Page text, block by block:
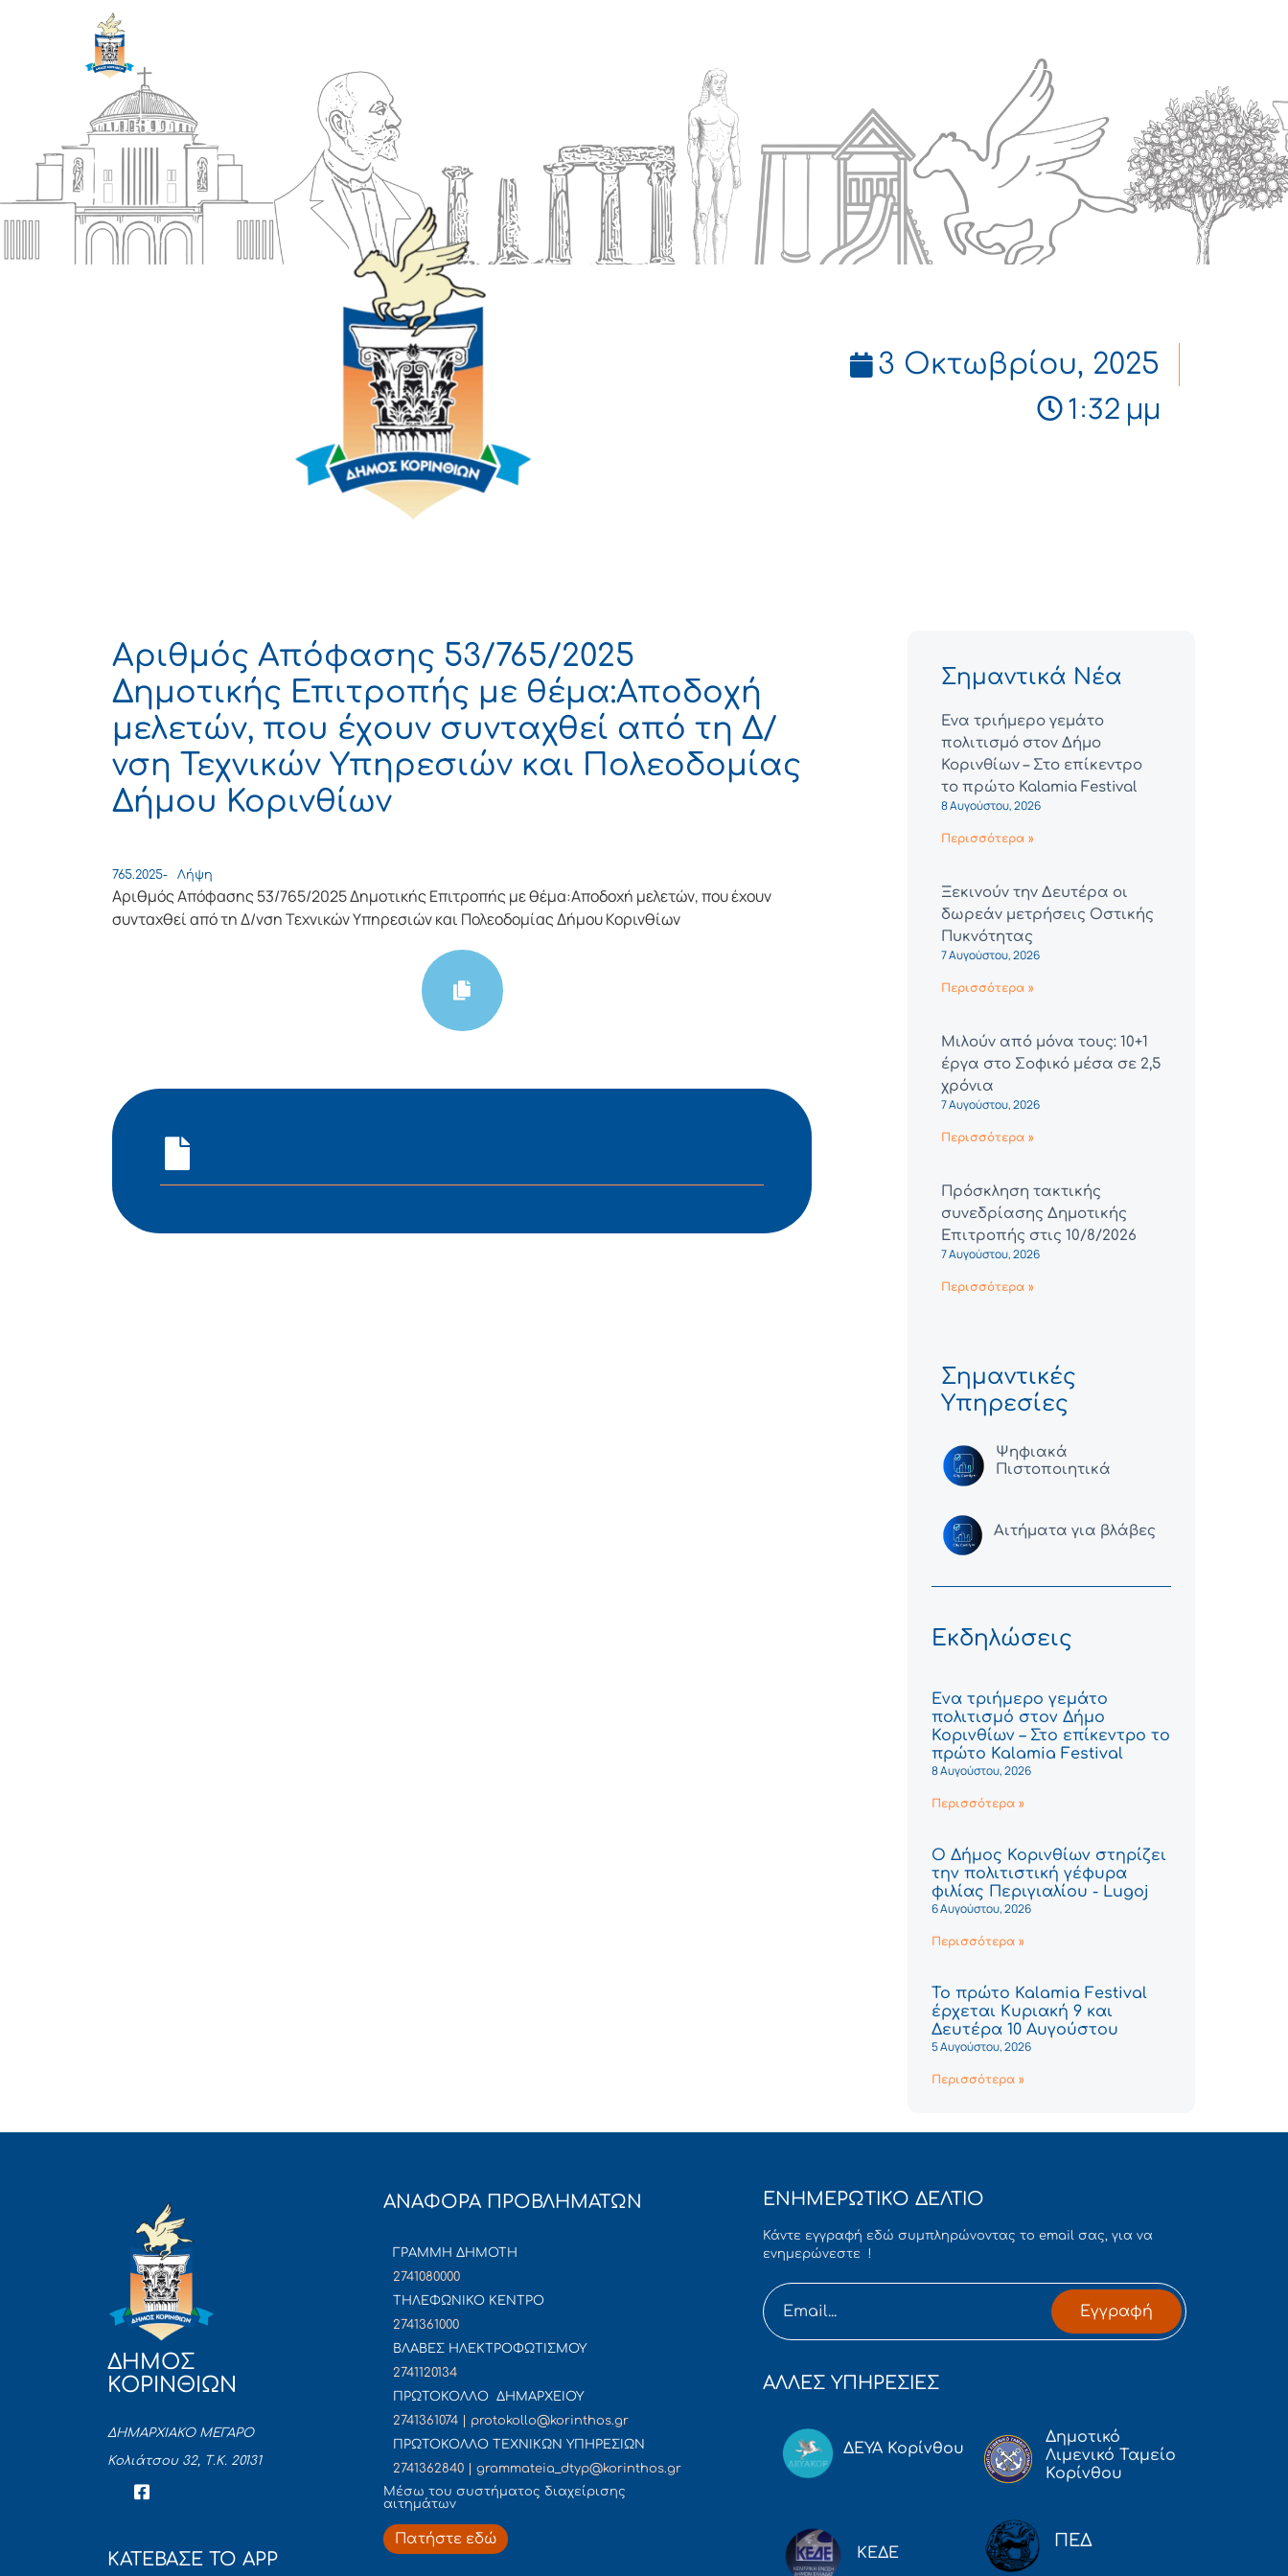
3 Οκτωβρίου, 2025
1:32 μμ
Αριθμός Απόφασης 53/765/2025
Δημοτικής Επιτροπής με θέμα:Αποδοχή
μελετών, που έχουν συνταχθεί από τη Δ/
νση Τεχνικών Υπηρεσιών και Πολεοδομίας
Δήμου Κορινθίων
765.2025- Λήψη
Αριθμός Απόφασης 53/765/2025 Δημοτικής Επιτροπής με θέμα:Αποδοχή μελετών, που έχουν
συνταχθεί από τη Δ/νση Τεχνικών Υπηρεσιών και Πολεοδομίας Δήμου Κορινθίων
Σημαντικά Νέα
Ένα τριήμερο γεμάτο
πολιτισμό στον Δήμο
Κορινθίων – Στο επίκεντρο
το πρώτο Kalamia Festival
8 Αυγούστου, 2026
Περισσότερα »
Ξεκινούν την Δευτέρα οι
δωρεάν μετρήσεις Οστικής
Πυκνότητας
7 Αυγούστου, 2026
Περισσότερα »
Μιλούν από μόνα τους: 10+1
έργα στο Σοφικό μέσα σε 2,5
χρόνια
7 Αυγούστου, 2026
Περισσότερα »
Πρόσκληση τακτικής
συνεδρίασης Δημοτικής
Επιτροπής στις 10/8/2026
7 Αυγούστου, 2026
Περισσότερα »
Σημαντικές
Υπηρεσίες
Ψηφιακά
Πιστοποιητικά
Αιτήματα για βλάβες
Εκδηλώσεις
Ένα τριήμερο γεμάτο
πολιτισμό στον Δήμο
Κορινθίων – Στο επίκεντρο το
πρώτο Kalamia Festival
8 Αυγούστου, 2026
Περισσότερα »
Ο Δήμος Κορινθίων στηρίζει
την πολιτιστική γέφυρα
φιλίας Περιγιαλίου - Lugoj
6 Αυγούστου, 2026
Περισσότερα »
Το πρώτο Kalamia Festival
έρχεται Κυριακή 9 και
Δευτέρα 10 Αυγούστου
5 Αυγούστου, 2026
Περισσότερα »
ΔΗΜΟΣ
ΚΟΡΙΝΘΙΩΝ
ΔΗΜΑΡΧΙΑΚΟ ΜΕΓΑΡΟ
Κολιάτσου 32, Τ.Κ. 20131
ΚΑΤΕΒΑΣΕ ΤΟ APP
ΑΝΑΦΟΡΑ ΠΡΟΒΛΗΜΑΤΩΝ
ΓΡΑΜΜΗ ΔΗΜΟΤΗ
2741080000
ΤΗΛΕΦΩΝΙΚΟ ΚΕΝΤΡΟ
2741361000
ΒΛΑΒΕΣ ΗΛΕΚΤΡΟΦΩΤΙΣΜΟΥ
2741120134
ΠΡΩΤΟΚΟΛΛΟ ΔΗΜΑΡΧΕΙΟΥ
2741361074 | protokollo@korinthos.gr
ΠΡΩΤΟΚΟΛΛΟ ΤΕΧΝΙΚΩΝ ΥΠΗΡΕΣΙΩΝ
2741362840 | grammateia_dtyp@korinthos.gr
Mέσω του συστήματος διαχείρισης
αιτημάτων
Πατήστε εδώ
ΕΝΗΜΕΡΩΤΙΚΟ ΔΕΛΤΙΟ
Κάντε εγγραφή εδώ συμπληρώνοντας το email σας, για να
ενημερώνεστε !
Εγγραφή
ΑΛΛΕΣ ΥΠΗΡΕΣΙΕΣ
ΔΕΥΑ Κορίνθου
Δημοτικό
Λιμενικό Ταμείο
Κορίνθου
ΚΕΔΕ
ΠΕΔ